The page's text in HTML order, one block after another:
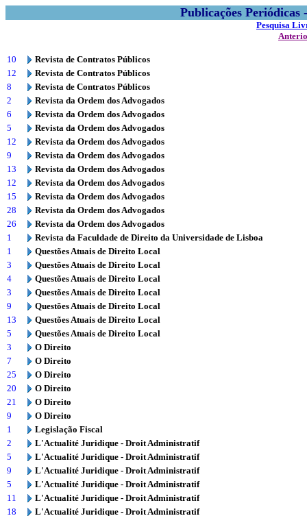
Publicações
Pesquisa
10
Revista de Contratos Públicos
12
Revista de Contratos Públicos
8
Revista de Contratos Públicos
2
Revista da Ordem dos Advogados
6
Revista da Ordem dos Advogados
5
Revista da Ordem dos Advogados
12
Revista da Ordem dos Advogados
9
Revista da Ordem dos Advogados
13
Revista da Ordem dos Advogados
12
Revista da Ordem dos Advogados
15
Revista da Ordem dos Advogados
28
Revista da Ordem dos Advogados
26
Revista da Ordem dos Advogados
1
Revista da Faculdade de Direito da Universidade de Lisboa
1
Questões Atuais de Direito Local
3
Questões Atuais de Direito Local
4
Questões Atuais de Direito Local
3
Questões Atuais de Direito Local
9
Questões Atuais de Direito Local
13
Questões Atuais de Direito Local
5
Questões Atuais de Direito Local
3
O Direito
7
O Direito
25
O Direito
20
O Direito
21
O Direito
9
O Direito
1
Legislação Fiscal
2
L'Actualité Juridique - Droit Administratif
5
L'Actualité Juridique - Droit Administratif
9
L'Actualité Juridique - Droit Administratif
5
L'Actualité Juridique - Droit Administratif
11
L'Actualité Juridique - Droit Administratif
18
L'Actualité Juridique - Droit Administratif